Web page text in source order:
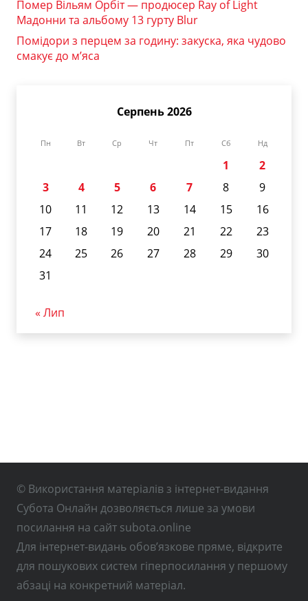
Помер Вільям Орбіт — продюсер Ray of Light
Мадонни та альбому 13 гурту Blur
Помідори з перцем за годину: закуска, яка чудово
смакує до м’яса
Серпень 2026
Пн Вт Ср Чт Пт Сб Нд
1
2
3
4 5 6 7 8
9
10
11 12 13 14 15
16
17
18 19 20 21 22
23
24
25 26 27 28 29
30
31
« Лип
© Використання матеріалів з інтернет-видання
Субота Онлайн дозволяється лише за умови
посилання на сайт subota.online
Для інтернет-видань обов’язкове пряме, відкрите
для пошукових систем гіперпосилання у першому
абзаці на конкретний матеріал.